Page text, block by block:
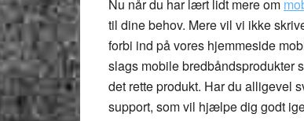
Nu når du har lært lidt mere om
til dine behov. Mere vil vi ikke
forbi ind på vores hjemmeside
slags mobile bredbåndsprodukter
det rette produkt. Har du alligevel
support, som vil hjælpe dig godt